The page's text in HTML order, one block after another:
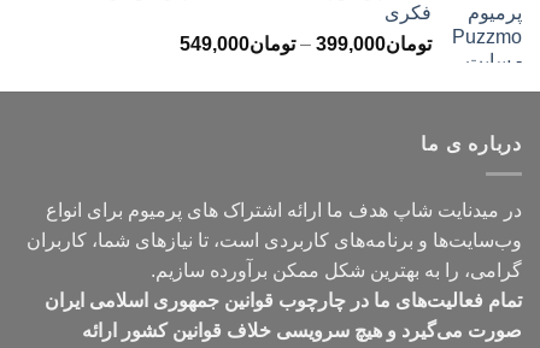
فکری
تومان399,000
– تومان549,000محدوده
تومان399,000
درباره ی ما
در میدنایت شاپ هدف ما ارائه اشتراک های پرمیوم برای انواع
وب‌سایت‌ها و برنامه‌های کاربردی است، تا نیازهای شما، کاربران
گرامی، را به بهترین شکل ممکن برآورده سازیم.
تمام فعالیت‌های ما در چارچوب قوانین جمهوری اسلامی ایران
صورت می‌گیرد و هیچ سرویسی خلاف قوانین کشور ارائه